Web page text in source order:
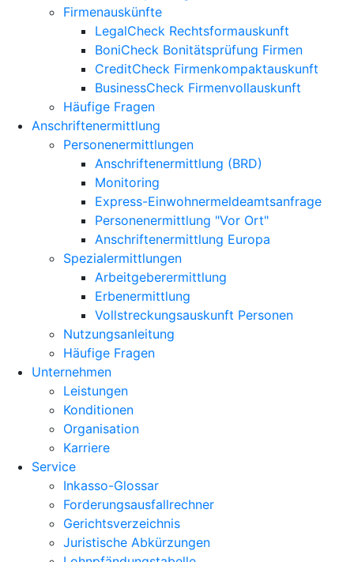
Firmenauskünfte
LegalCheck Rechtsformauskunft
BoniCheck Bonitätsprüfung Firmen
CreditCheck Firmenkompaktauskunft
BusinessCheck Firmenvollauskunft
Häufige Fragen
Anschriftenermittlung
Personenermittlungen
Anschriftenermittlung (BRD)
Monitoring
Express-Einwohnermeldeamtsanfrage
Personenermittlung "Vor Ort"
Anschriftenermittlung Europa
Spezialermittlungen
Arbeitgeberermittlung
Erbenermittlung
Vollstreckungsauskunft Personen
Nutzungsanleitung
Häufige Fragen
Unternehmen
Leistungen
Konditionen
Organisation
Karriere
Service
Inkasso-Glossar
Forderungsausfallrechner
Gerichtsverzeichnis
Juristische Abkürzungen